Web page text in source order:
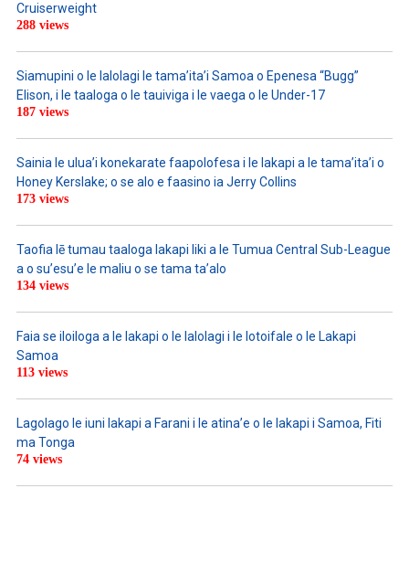
Cruiserweight
288 views
Siamupini o le lalolagi le tama’ita’i Samoa o Epenesa “Bugg”
Elison, i le taaloga o le tauiviga i le vaega o le Under-17
187 views
Sainia le ulua’i konekarate faapolofesa i le lakapi a le tama’ita’i o
Honey Kerslake; o se alo e faasino ia Jerry Collins
173 views
Taofia lē tumau taaloga lakapi liki a le Tumua Central Sub-League
a o su’esu’e le maliu o se tama ta’alo
134 views
Faia se iloiloga a le lakapi o le lalolagi i le lotoifale o le Lakapi
Samoa
113 views
Lagolago le iuni lakapi a Farani i le atina’e o le lakapi i Samoa, Fiti
ma Tonga
74 views